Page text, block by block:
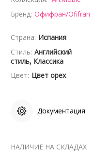
Бренд: Офифран/Ofifran
Страна: Испания
Стиль: Английский
стиль, Классика
Цвет: Цвет орех
Документация
НАЛИЧИЕ НА СКЛАДАХ